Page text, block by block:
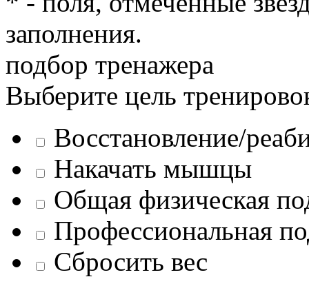
заполнения.
подбор тренажера
Выберите цель
Восстановление/
Накачать мышцы
Общая физическая
Профессиональная
Сбросить вес